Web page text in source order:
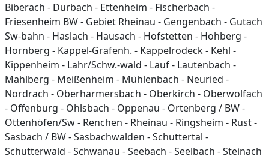
Biberach - Durbach - Ettenheim - Fischerbach -
Friesenheim BW - Gebiet Rheinau - Gengenbach - Gutach
Sw-bahn - Haslach - Hausach - Hofstetten - Hohberg -
Hornberg - Kappel-Grafenh. - Kappelrodeck - Kehl -
Kippenheim - Lahr/Schw.-wald - Lauf - Lautenbach -
Mahlberg - Meißenheim - Mühlenbach - Neuried -
Nordrach - Oberharmersbach - Oberkirch - Oberwolfach
- Offenburg - Ohlsbach - Oppenau - Ortenberg / BW -
Ottenhöfen/Sw - Renchen - Rheinau - Ringsheim - Rust -
Sasbach / BW - Sasbachwalden - Schuttertal -
Schutterwald - Schwanau - Seebach - Seelbach - Steinach